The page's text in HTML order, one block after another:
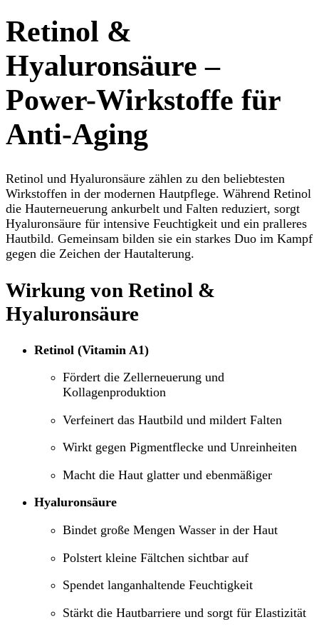
Retinol &
Hyaluronsäure –
Power-Wirkstoffe für
Anti-Aging
Retinol und Hyaluronsäure zählen zu den beliebtesten
Wirkstoffen in der modernen Hautpflege. Während Retinol
die Hauterneuerung ankurbelt und Falten reduziert, sorgt
Hyaluronsäure für intensive Feuchtigkeit und ein pralleres
Hautbild. Gemeinsam bilden sie ein starkes Duo im Kampf
gegen die Zeichen der Hautalterung.
Wirkung von Retinol &
Hyaluronsäure
Retinol (Vitamin A1)
Fördert die Zellerneuerung und
Kollagenproduktion
Verfeinert das Hautbild und mildert Falten
Wirkt gegen Pigmentflecke und Unreinheiten
Macht die Haut glatter und ebenmäßiger
Hyaluronsäure
Bindet große Mengen Wasser in der Haut
Polstert kleine Fältchen sichtbar auf
Spendet langanhaltende Feuchtigkeit
Stärkt die Hautbarriere und sorgt für Elastizität